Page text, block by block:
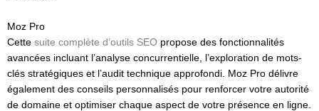
Moz Pro
Cette suite complète d’outils SEO propose des fonctionnalités
avancées incluant l’analyse concurrentielle, l’exploration de mots-
clés stratégiques et l’audit technique approfondi. Moz Pro délivre
également des conseils personnalisés pour renforcer votre autorité
de domaine et optimiser chaque aspect de votre présence en ligne.